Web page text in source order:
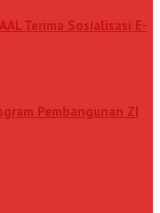
Terima Sosialisasi E-
Pembangunan ZI